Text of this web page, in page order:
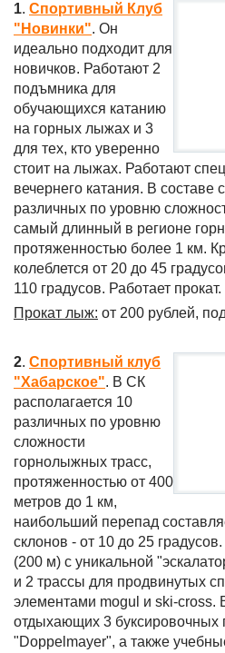
1. Спортивный Клуб
"Новинки". Он
идеально подходит для
новичков. Работают 2
подъмника для
обучающихся катанию
на горных лыжах и 3
для тех, кто уверенно
стоит на лыжах. Работают
вечернего катания. В составе
различных по уровню
самый длинный в регионе
протяженностью более 1 км.
колеблется от 20 до 45
110 градусов. Работает прокат.
Прокат лыж: от 200 рублей,
2. Спортивный клуб
"Хабарское". В СК
располагается 10
различных по уровню
сложности
горнолыжных трасс,
протяженностью от 400
метров до 1 км,
наибольший перепад
склонов - от 10 до 25
(200 м) с уникальной
и 2 трассы для продвинутых
элементами mogul и ski-cross.
отдыхающих 3 буксировочных
"Doppelmayer", а также